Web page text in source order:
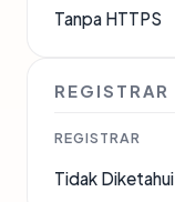
Tanpa HTTPS
REGISTRAR
REGISTRAR
Tidak Diketahui